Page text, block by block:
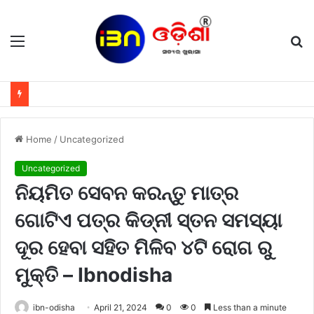
Menu
Home / Uncategorized
Uncategorized
ନିୟମିତ ସେବନ କରନ୍ତୁ ମାତ୍ର
ଗୋଟିଏ ପତ୍ର କିଡ୍ନୀ ସ୍ତନ ସମସ୍ୟା
ଦୂର ହେବା ସହିତ ମିଳିବ ୪ଟି ରୋଗ ରୁ
ମୁକ୍ତି – Ibnodisha
ibn-odisha April 21, 2024 0 0 Less than a minute